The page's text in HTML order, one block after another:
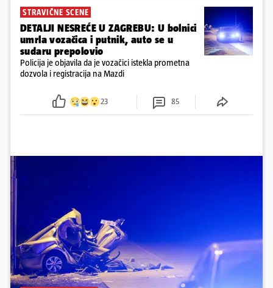
STRAVIČNE SCENE
DETALJI NESREĆE U ZAGREBU: U bolnici
umrla vozačica i putnik, auto se u
sudaru prepolovio
Policija je objavila da je vozačici istekla prometna
dozvola i registracija na Mazdi
23 85